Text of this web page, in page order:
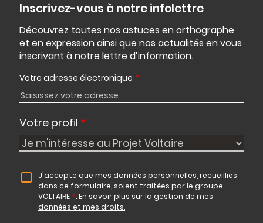
Inscrivez-vous à notre infolettre
Découvrez toutes nos astuces en orthographe
et en expression ainsi que nos actualités en vous
inscrivant à notre lettre d’information.
Votre adresse électronique *
Votre profil *
J'accepte que mes données personnelles, recueillies
dans ce formulaire, soient traitées par le groupe
VOLTAIRE *.En savoir plus sur la gestion de mes
données et mes droits.